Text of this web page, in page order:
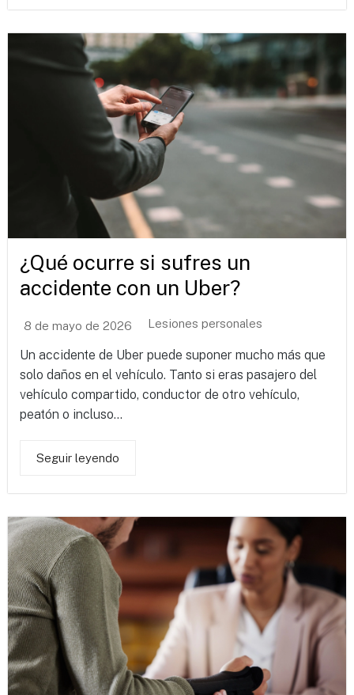
¿Qué ocurre si sufres un
accidente con un Uber?
8 de mayo de 2026 Lesiones personales
Un accidente de Uber puede suponer mucho más que
solo daños en el vehículo. Tanto si eras pasajero del
vehículo compartido, conductor de otro vehículo,
peatón o incluso...
Seguir leyendo